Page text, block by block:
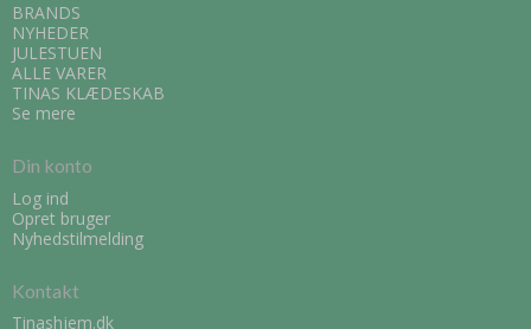
BRANDS
NYHEDER
JULESTUEN
ALLE VARER
TINAS KLÆDESKAB
Se mere
Din konto
Log ind
Opret bruger
Nyhedstilmelding
Kontakt
Tinashjem.dk